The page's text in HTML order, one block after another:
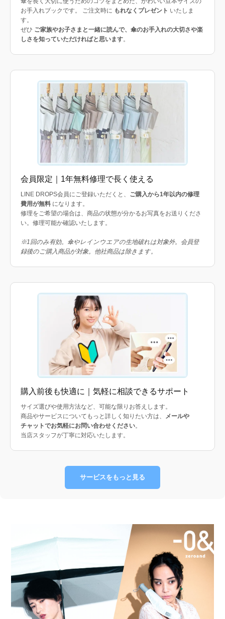
お手入れブックです。 ご注文時に もれなくプレゼント いたしま
す。
ぜひ ご家族やお子さまと一緒に読んで、傘のお手入れの大切さや楽
しさを知っていただければと思います。
会員限定｜1年無料修理で長く使える
LINE DROPS会員にご登録いただくと、 ご購入から1年以内の修理
費用が無料 になります。
修理をご希望の場合は、商品の状態が分かるお写真をお送りくださ
い。修理可能か確認いたします。
※1回のみ有効。傘やレインウエアの生地破れは対象外。会員登
録後のご購入商品が対象。他社商品は除きます。
購入前後も快適に｜気軽に相談できるサポート
サイズ選びや使用方法など、可能な限りお答えします。
商品やサービスについてもっと詳しく知りたい方は、 メールや
チャットでお気軽にお問い合わせください。
当店スタッフが丁寧に対応いたします。
サービスをもっと見る